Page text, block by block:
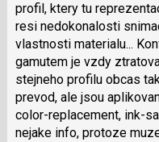
profil, ktery tu
resi nedokonalosti
vlastnosti materialu...
gamutem je vzdy
stejneho profilu obcas
prevod, ale jsou
color-replacement, ink-
nejake info, protoze